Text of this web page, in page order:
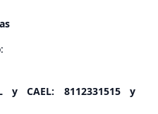
y CAEL: 8112331515y